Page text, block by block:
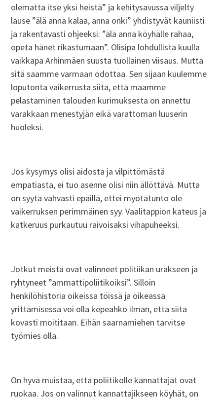
olematta itse yksi heistä” ja kehitysavussa viljelty
lause ”älä anna kalaa, anna onki” yhdistyvät kauniisti
ja rakentavasti ohjeeksi: ”älä anna köyhälle rahaa,
opeta hänet rikastumaan”. Olisipa lohdullista kuulla
vaikkapa Arhinmäen suusta tuollainen viisaus. Mutta
sitä saamme varmaan odottaa. Sen sijaan kuulemme
loputonta vaikerrusta siitä, että maamme
pelastaminen talouden kurimuksesta on annettu
varakkaan menestyjän eikä varattoman luuserin
huoleksi.
Jos kysymys olisi aidosta ja vilpittömästä
empatiasta, ei tuo asenne olisi niin ällöttävä. Mutta
on syytä vahvasti epäillä, ettei myötätunto ole
vaikerruksen perimmäinen syy. Vaalitappion kateus ja
katkeruus purkautuu raivoisaksi vihapuheeksi.
Jotkut meistä ovat valinneet politiikan urakseen ja
ryhtyneet ”ammattipoliitikoiksi”. Silloin
henkilöhistoria oikeissa töissä ja oikeassa
yrittämisessä voi olla kepeähkö ilman, että siitä
kovasti moititaan. Eihän saarnamiehen tarvitse
työmies olla.
On hyvä muistaa, että poliitikolle kannattajat ovat
ruokaa. Jos on valinnut kannattajikseen köyhät, on